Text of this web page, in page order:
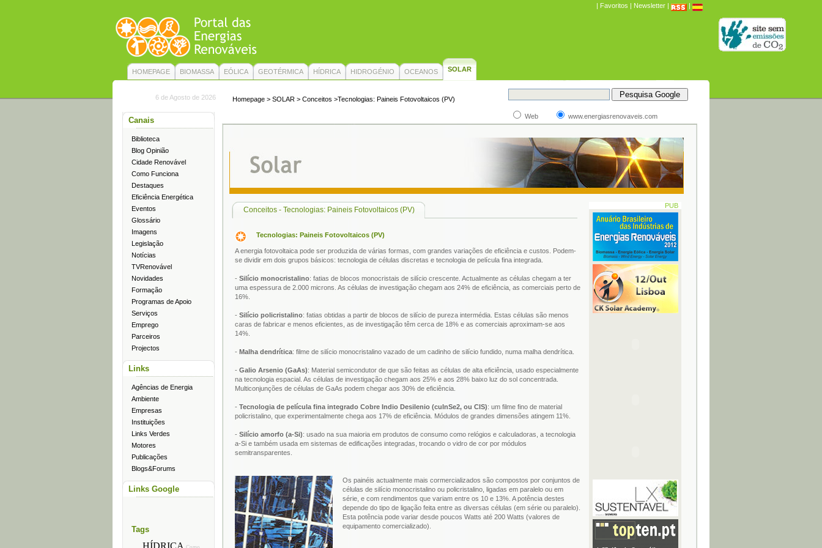
| Favoritos | Newsletter | |
HOMEPAGE BIOMASSA EÓLICA GEOTÉRMICA HÍDRICA HIDROGÉNIO OCEANOS SOLAR
6 de Agosto de 2026
Canais
Biblioteca
Blog Opinião
Cidade Renovável
Como Funciona
Destaques
Eficiência Energética
Eventos
Glossário
Imagens
Legislação
Notícias
TVRenovável
Novidades
Formação
Programas de Apoio
Serviços
Emprego
Parceiros
Projectos
Links
Agências de Energia
Ambiente
Empresas
Instituições
Links Verdes
Motores
Publicações
Blogs&Forums
Links Google
Tags
HÍDRICA
Homepage > SOLAR > Conceitos >Tecnologias: Paineis Fotovoltaicos (PV)
Web www.energiasrenovaveis.com
Conceitos - Tecnologias: Paineis Fotovoltaicos (PV)
Tecnologias: Paineis Fotovoltaicos (PV)
A energia fotovoltaica pode ser produzida de várias formas, com grandes variações de eficiência e custos. Podem-
se dividir em dois grupos básicos: tecnologia de células discretas e tecnologia de película fina integrada.
- Silício monocristalino: fatias de blocos monocristais de silício crescente. Actualmente as células chegam a ter
uma espessura de 2.000 microns. As células de investigação chegam aos 24% de eficiência, as comerciais perto de
16%.
- Silício policristalino: fatias obtidas a partir de blocos de silício de pureza intermédia. Estas células são menos
caras de fabricar e menos eficientes, as de investigação têm cerca de 18% e as comerciais aproximam-se aos
14%.
- Malha dendrítica: filme de silício monocristalino vazado de um cadinho de silício fundido, numa malha dendrítica.
- Galio Arsenio (GaAs): Material semicondutor de que são feitas as células de alta eficiência, usado especialmente
na tecnologia espacial. As células de investigação chegam aos 25% e aos 28% baixo luz do sol concentrada.
Multiconjunções de células de GaAs podem chegar aos 30% de eficiência.
- Tecnologia de película fina integrado Cobre Indio Desilenio (cuInSe2, ou CIS): um filme fino de material
policristalino, que experimentalmente chega aos 17% de eficiência. Módulos de grandes dimensões atingem 11%.
- Silício amorfo (a-Si): usado na sua maioria em produtos de consumo como relógios e calculadoras, a tecnologia
a-Si e também usada em sistemas de edificações integradas, trocando o vidro de cor por módulos
semitransparentes.
Os painéis actualmente mais cormercializados são compostos por conjuntos de
células de silício monocristalino ou policristalino, ligadas em paralelo ou em
série, e com rendimentos que variam entre os 10 e 13%. A potência destes
depende do tipo de ligação feita entre as diversas células (em série ou paralelo).
Esta potência pode variar desde poucos Watts até 200 Watts (valores de
equipamento comercializado).
PUB